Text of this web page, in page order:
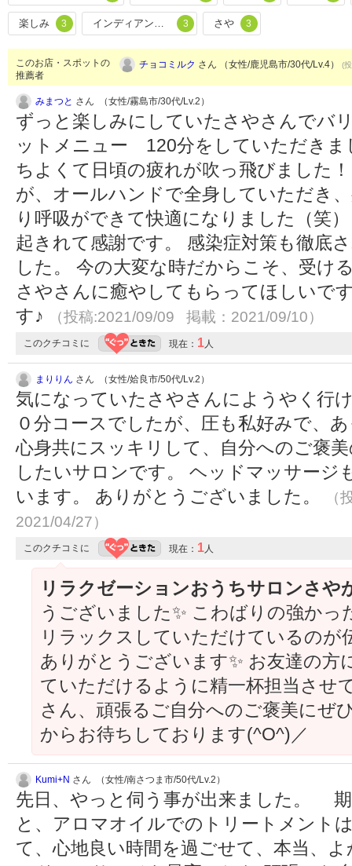
楽しみ 3 3 さや 3
このお店・スポットの
推薦者
チョコミルク さん （女性/鹿児島市/30代/Lv.4） (
みまつと さん （女性/霧島市/30代/Lv.2）
ずっと楽しみにしていたさやさんでバ
ットメニュー 120分をしていただきま
ちよくて日頃の疲れが吹っ飛びました
が、オールハンドで全身していただき
り呼吸ができて快適になりました（笑
起きれて感謝です。 感染症対策も徹底
した。 今の大変な時だからこそ、受け
さやさんに癒やしてもらってほしいで
す♪
（投稿:2021/09/09 掲載：2021/09/10）
このクチコミに 現在： 1人
まりりん さん （女性/姶良市/50代/Lv.2）
気になっていたさやさんにようやく行
０分コースでしたが、圧も私好みで、
心身共にスッキリして、自分へのご褒
したいサロンです。 ヘッドマッサージ
います。 ありがとうございました。
（
2021/04/27）
このクチコミに 現在： 1人
リラクゼーションおうちサロンさや
うございました✨ こわばりの強か
リラックスしていただけているのが
ありがとうございます✨ お友達の方
ていただけるように精一杯担当させ
さん、頑張るご自分へのご褒美にぜ
からお待ちしております(^O^)／
Kumi+N さん （女性/南さつま市/50代/Lv.2）
先日、やっと伺う事が出来ました。
と、アロマオイルでのトリートメント
て、心地良い時間を過ごせて、本当、